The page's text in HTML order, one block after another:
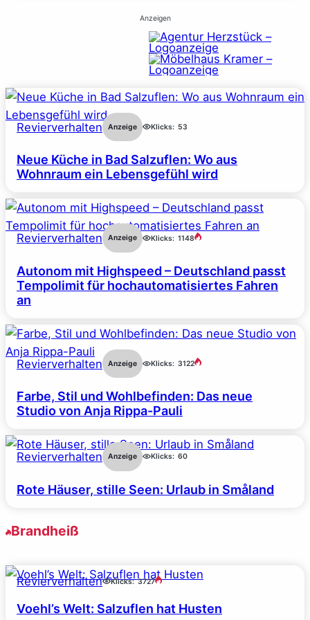
Anzeigen
Revierverhalten Anzeige Klicks: 53
Neue Küche in Bad Salzuflen: Wo aus
Wohnraum ein Lebensgefühl wird
Revierverhalten Anzeige Klicks: 1148
Autonom mit Highspeed – Deutschland passt
Tempolimit für hochautomatisiertes Fahren
an
Revierverhalten Anzeige Klicks: 3122
Farbe, Stil und Wohlbefinden: Das neue
Studio von Anja Rippa-Pauli
Revierverhalten Anzeige Klicks: 60
Rote Häuser, stille Seen: Urlaub in Småland
Brandheiß
Revierverhalten Klicks: 3727
Voehl’s Welt: Salzuflen hat Husten